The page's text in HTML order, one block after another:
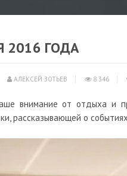
2016 ГОДА
АЛЕКСЕЙ ЗОТЬЕВ 8 346
внимание от отдыха и
рассказывающей о